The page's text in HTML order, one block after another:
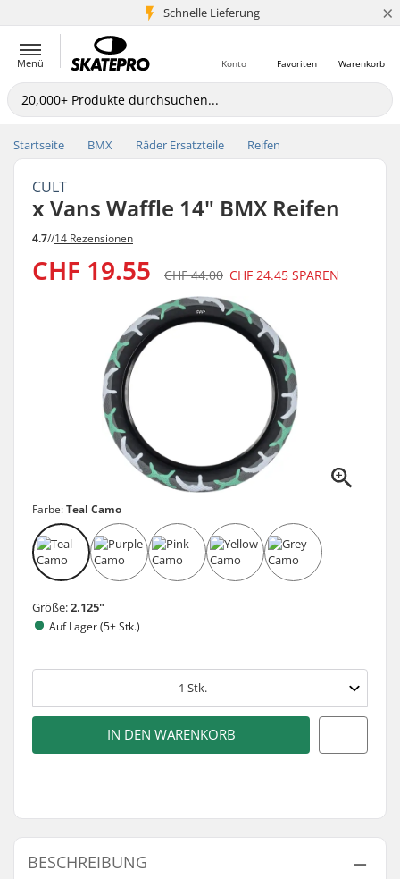
Schnelle Lieferung
5+ Mio. Kunden ×
Menü Warenkorb
Favoriten
Konto
Startseite BMX Räder Ersatzteile Reifen
CULT
x Vans Waffle 14" BMX Reifen
4.7//14 Rezensionen
CHF 19.55 CHF 44.00 CHF 24.45 SPAREN
Farbe:Teal Camo
Größe:2.125"
Auf Lager (5+ Stk.)
1 Stk.
IN DEN WARENKORB
BESCHREIBUNG